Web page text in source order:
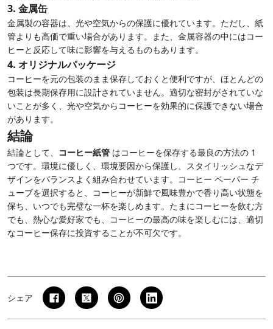
3. 金属缶
金属製の容器は、光や空気からの保護に優れています。ただし、紙
管よりも高価で重い場合があります。また、金属容器の中にはコー
ヒーと反応して味に影響を与えるものもあります。
4. オリジナルパッケージ
コーヒーを元の包装のまま保存しておくと便利ですが、ほとんどの
包装は長期保存用に設計されていません。適切な密封がされていな
いことが多く、光や空気からコーヒーを効果的に保護できない場合
があります。
結論
結論として、 コーヒー紙管 はコーヒーを保存する最良の方法の 1
つです。環境に優しく、環境要因から保護し、スタイリッシュなデ
ザインをバランスよく組み合わせています。コーヒー ペーパー チ
ューブを選択すると、コーヒーが新鮮で風味豊かで香り高い状態を
保ち、いつでも完璧な一杯を楽しめます。たまにコーヒーを飲む方
でも、熱心な愛好家でも、コーヒーの最高の味を楽しむには、適切
なコーヒー保存に投資することが不可欠です。
シェア